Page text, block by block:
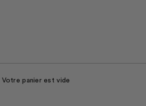
Votre panier est vide